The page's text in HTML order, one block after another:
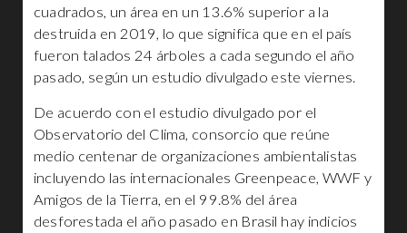
cuadrados, un área en un 13.6% superior a la
destruida en 2019, lo que significa que en el país
fueron talados 24 árboles a cada segundo el año
pasado, según un estudio divulgado este viernes.
De acuerdo con el estudio divulgado por el
Observatorio del Clima, consorcio que reúne
medio centenar de organizaciones ambientalistas
incluyendo las internacionales Greenpeace, WWF y
Amigos de la Tierra, en el 99.8% del área
desforestada el año pasado en Brasil hay indicios